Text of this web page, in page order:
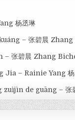
杨丞琳
– 张碧晨
– 张碧晨 Zhang
Jia – Rainie Yang 杨
zuìjìn de guāng – 张